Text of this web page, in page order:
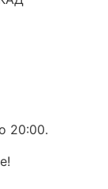
20:00.